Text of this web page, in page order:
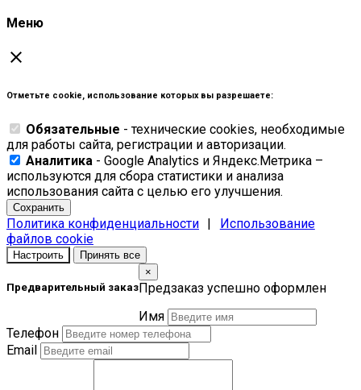
Меню
close
Отметьте cookie, использование которых вы разрешаете:
Обязательные - технические cookies, необходимые
для работы сайта, регистрации и авторизации.
Аналитика - Google Analytics и Яндекс.Метрика –
используются для сбора статистики и анализа
использования сайта с целью его улучшения.
Сохранить
Политика конфиденциальности
Использование
файлов cookie
Настроить Принять все
Предварительный заказ
×
Предзаказ успешно оформлен
Имя
Телефон
Email